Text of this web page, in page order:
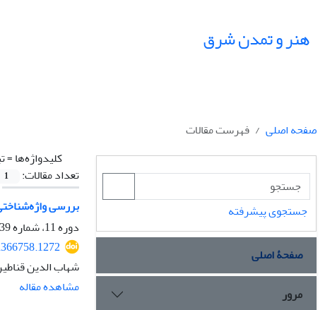
هنر و تمدن شرق
صفحه اصلی
فهرست مقالات
کلیدواژه‌ها =
تعداد مقالات:
1
بررسی
دوره 11، شماره 39، بهار 1402، صفحه
شهاب الدین
مشاهده مقاله
جستجوی پیشرفته
صفحۀ اصلی
مرور